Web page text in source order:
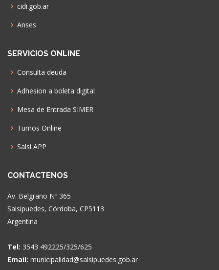
cidi.gob.ar
Anses
SERVICIOS ONLINE
Consulta deuda
Adhesion a boleta digital
Mesa de Entrada SIMER
Turnos Online
Salsi APP
CONTACTENOS
Av. Belgrano Nº 365
Salsipuedes, Córdoba, CP5113
Argentina
Tel: 3543 492225/325/625
Email: municipalidad@salsipuedes.gob.ar